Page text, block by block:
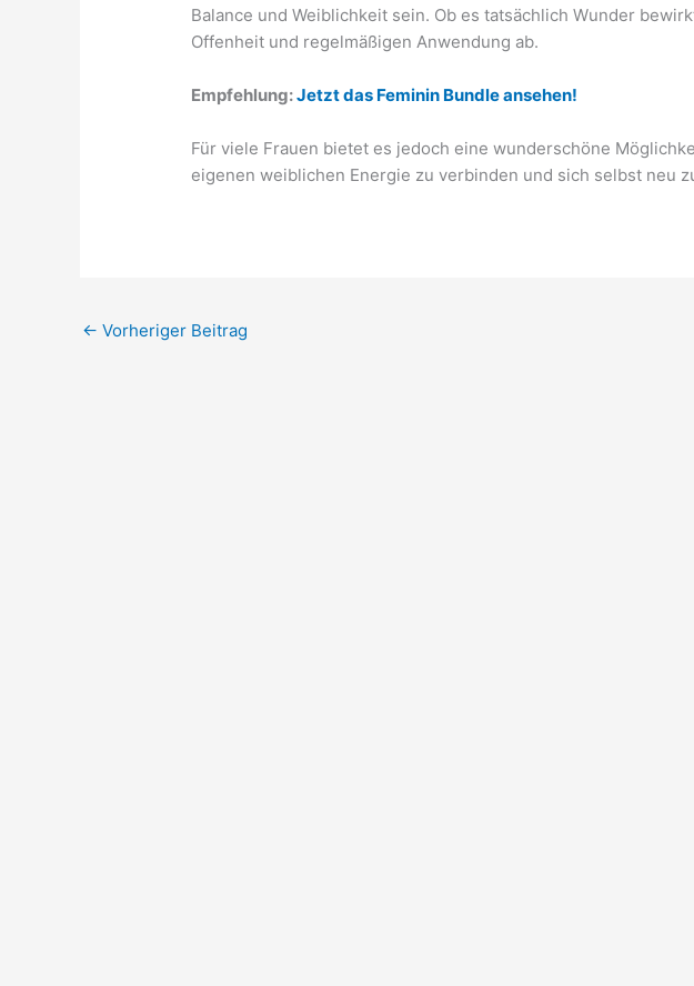
Balance und Weiblichkeit sein. Ob es tatsächlich Wunder
Offenheit und regelmäßigen Anwendung ab.
Empfehlung:Jetzt das Feminin Bundle ansehen!
Für viele Frauen bietet es jedoch eine wunderschöne
eigenen weiblichen Energie zu verbinden und sich selbst neu
← Vorheriger Beitrag